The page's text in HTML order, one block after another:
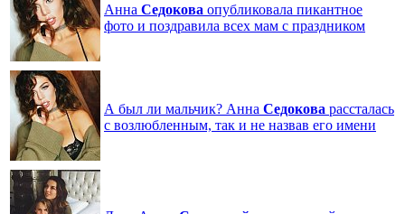
Анна Седокова опубликовала пикантное
фото и поздравила всех мам с праздником
А был ли мальчик? Анна Седокова рассталась
с возлюбленным, так и не назвав его имени